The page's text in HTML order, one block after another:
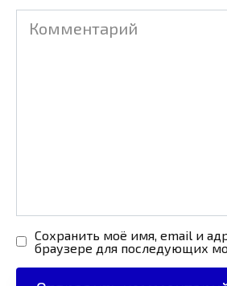
Комментарий
Сохранить моё имя, email и
браузере для последующих